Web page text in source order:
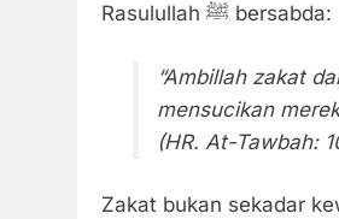
Rasulullah ﷺ bersabda:
“Ambillah zakat
mensucikan
(HR. At-Tawbah:
Zakat bukan sekadar